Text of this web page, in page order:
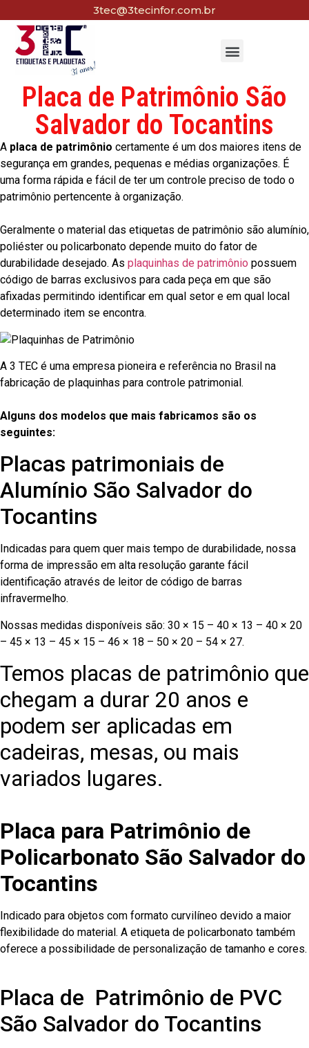
3tec@3tecinfor.com.br
Placa de Patrimônio São
Salvador do Tocantins
A placa de patrimônio certamente é um dos maiores itens de
segurança em grandes, pequenas e médias organizações. É
uma forma rápida e fácil de ter um controle preciso de todo o
patrimônio pertencente à organização.
Geralmente o material das etiquetas de patrimônio são alumínio,
poliéster ou policarbonato depende muito do fator de
durabilidade desejado. As plaquinhas de patrimônio possuem
código de barras exclusivos para cada peça em que são
afixadas permitindo identificar em qual setor e em qual local
determinado item se encontra.
A 3 TEC é uma empresa pioneira e referência no Brasil na
fabricação de plaquinhas para controle patrimonial.
Alguns dos modelos que mais fabricamos são os
seguintes:
Placas patrimoniais de
Alumínio São Salvador do
Tocantins
Indicadas para quem quer mais tempo de durabilidade, nossa
forma de impressão em alta resolução garante fácil
identificação através de leitor de código de barras
infravermelho.
Nossas medidas disponíveis são: 30 × 15 – 40 × 13 – 40 × 20
– 45 × 13 – 45 × 15 – 46 × 18 – 50 × 20 – 54 × 27.
Temos placas de patrimônio que
chegam a durar 20 anos e
podem ser aplicadas em
cadeiras, mesas, ou mais
variados lugares.
Placa para Patrimônio de
Policarbonato São Salvador do
Tocantins
Indicado para objetos com formato curvilíneo devido a maior
flexibilidade do material. A etiqueta de policarbonato também
oferece a possibilidade de personalização de tamanho e cores.
Placa de Patrimônio de PVC
São Salvador do Tocantins